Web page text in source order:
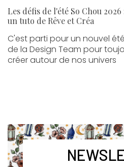
Les défis de l'été So Chou
un tuto de Rêve et Créa
C'est parti pour un nouvel
de la Design Team pour
créer autour de nos univers